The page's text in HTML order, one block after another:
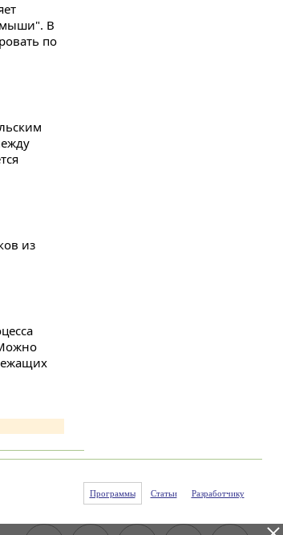
мыши". В
по
из
Программы Статьи Разработчику